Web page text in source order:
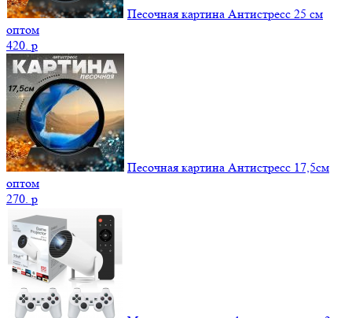
Песочная картина Антистресс 25 см
оптом
420. p
Песочная картина Антистресс 17,5см
оптом
270. p